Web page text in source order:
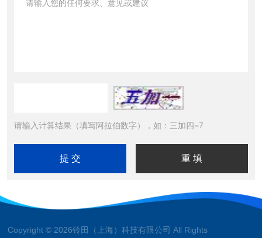
请输入计算结果（填写阿拉伯数字），如：三加四=7
Copyright © 2026铃田（上海）科技有限公司 All Rights